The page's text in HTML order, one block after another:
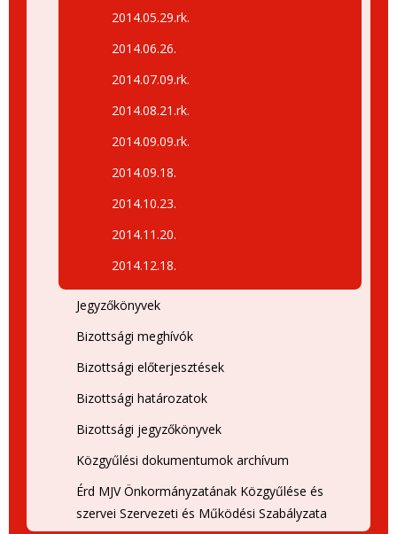
2014.05.29.rk.
2014.06.26.
2014.07.09.rk.
2014.08.21.rk.
2014.09.09.rk.
2014.09.18.
2014.10.23.
2014.11.20.
2014.12.18.
Jegyzőkönyvek
Bizottsági meghívók
Bizottsági előterjesztések
Bizottsági határozatok
Bizottsági jegyzőkönyvek
Közgyűlési dokumentumok archívum
Érd MJV Önkormányzatának Közgyűlése és
szervei Szervezeti és Működési Szabályzata